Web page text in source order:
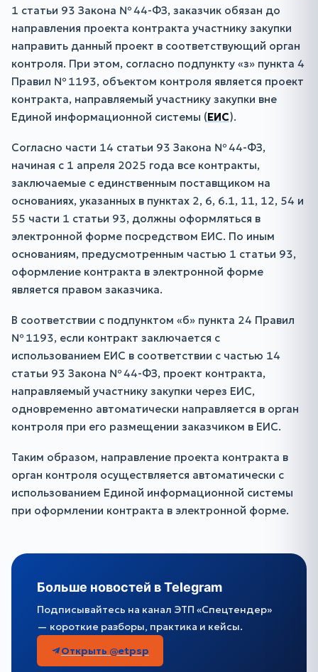
1 статьи 93 Закона № 44-ФЗ, заказчик обязан до
направления проекта контракта участнику закупки
направить данный проект в соответствующий орган
контроля. При этом, согласно подпункту «з» пункта 4
Правил № 1193, объектом контроля является проект
контракта, направляемый участнику закупки вне
Единой информационной системы (ЕИС).
Согласно части 14 статьи 93 Закона № 44-ФЗ,
начиная с 1 апреля 2025 года все контракты,
заключаемые с единственным поставщиком на
основаниях, указанных в пунктах 2, 6, 6.1, 11, 12, 54 и
55 части 1 статьи 93, должны оформляться в
электронной форме посредством ЕИС. По иным
основаниям, предусмотренным частью 1 статьи 93,
оформление контракта в электронной форме
является правом заказчика.
В соответствии с подпунктом «б» пункта 24 Правил
№ 1193, если контракт заключается с
использованием ЕИС в соответствии с частью 14
статьи 93 Закона № 44-ФЗ, проект контракта,
направляемый участнику закупки через ЕИС,
одновременно автоматически направляется в орган
контроля при его размещении заказчиком в ЕИС.
Таким образом, направление проекта контракта в
орган контроля осуществляется автоматически с
использованием Единой информационной системы
при оформлении контракта в электронной форме.
Больше новостей в Telegram
Подписывайтесь на канал ЭТП «Спецтендер»
— короткие разборы, практика и кейсы.
Открыть @etpsp